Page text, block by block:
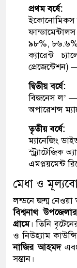
প্রথম বর্ষে:
ইকোনোমিকস
৯৮%,
ক্যারেন্ট
দ্বিতীয় বর্ষে:
বিজনেস ল’
অপারেশন্স
তৃতীয় বর্ষে:
ম্যানেজিং
স্ট্র্যাটেজিক
এমপ্লয়মেন্ট
মেধা ও
লন্ডনে জন্ম নেওয়া
বিশ্বনাথ
গ্রামে। তিনি
ও নিউহ্যাম
নাজির আহমদ
সন্তান।